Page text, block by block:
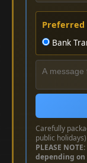
Preferred
Bank
Carefully
public
PLEASE
depending on